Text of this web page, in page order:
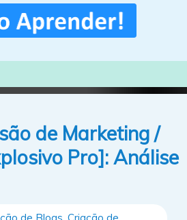
de Marketing /
Pro]: Análise
de Blogs Criação de